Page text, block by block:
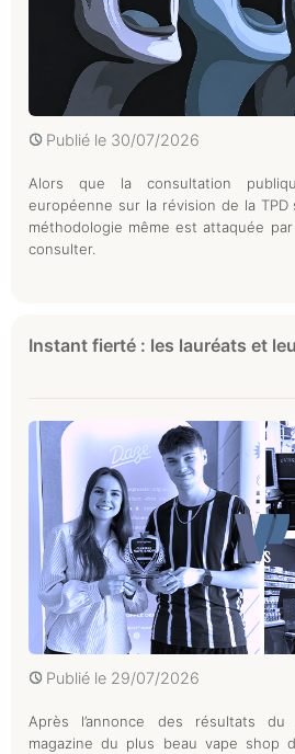
Publié le 30/07/2026
Alors que la consultation
européenne sur la révision de la
méthodologie même est attaquée
consulter.
Instant fierté : les lauréats et
Publié le 29/07/2026
Après l’annonce des résultats du
magazine du plus beau vape shop